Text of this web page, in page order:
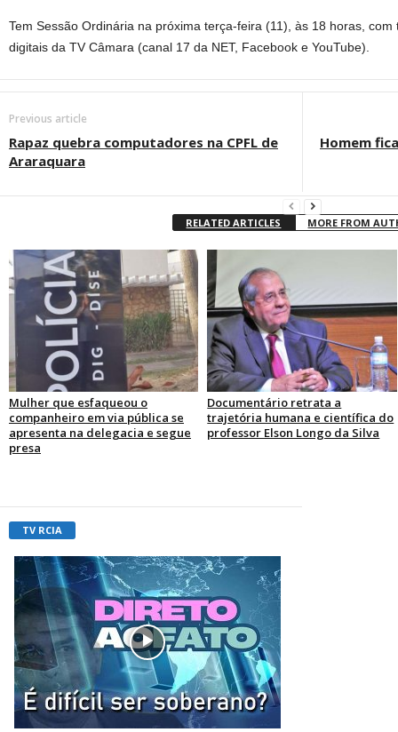
Tem Sessão Ordinária na próxima terça-feira (11), às 18 horas,
digitais da TV Câmara (canal 17 da NET, Facebook e YouTube).
Previous article
Rapaz quebra computadores na CPFL de
Araraquara
Homem
RELATED ARTICLES MORE FROM
Mulher que esfaqueou o
companheiro em via pública se
apresenta na delegacia e segue
presa
Documentário retrata a
trajetória humana e científica do
professor Elson Longo da Silva
TV RCIA